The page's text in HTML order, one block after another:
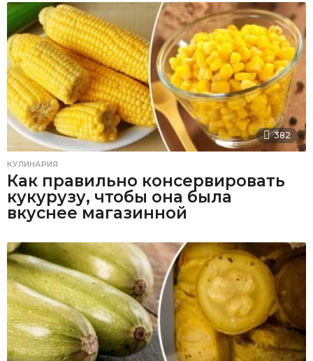
382
КУЛИНАРИЯ
Как правильно консервировать
кукурузу, чтобы она была
вкуснее магазинной